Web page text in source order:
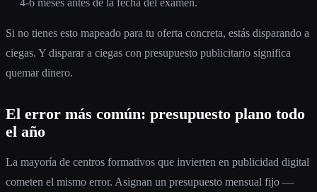
4-6 meses antes de la fecha del examen.
Si no tienes esto mapeado para tu oferta concreta, estás disparando a
ciegas. Y disparar a ciegas con presupuesto publicitario significa
quemar dinero.
El error más común: presupuesto plano todo
el año
La mayoría de centros formativos que invierten en publicidad digital
cometen el mismo error. Asignan un presupuesto mensual fijo —